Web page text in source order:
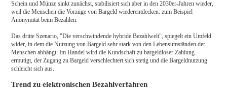
Schein und Münze sinkt zunächst, stabilisiert sich aber in den 2030er-Jahren wieder,
weil die Menschen die Vorzüge von Bargeld wiederentdecken: zum Beispiel
Anonymität beim Bezahlen.
Das dritte Szenario, "Die verschwindende hybride Bezahlwelt", spiegelt ein Umfeld
wider, in dem die Nutzung von Bargeld sehr stark von den Lebensumständen der
Menschen abhängt: Im Handel wird die Kundschaft zu bargeldloser Zahlung
ermutigt, der Zugang zu Bargeld verschlechtert sich stetig und die Bargeldnutzung
schleicht sich aus.
Trend zu elektronischen Bezahlverfahren